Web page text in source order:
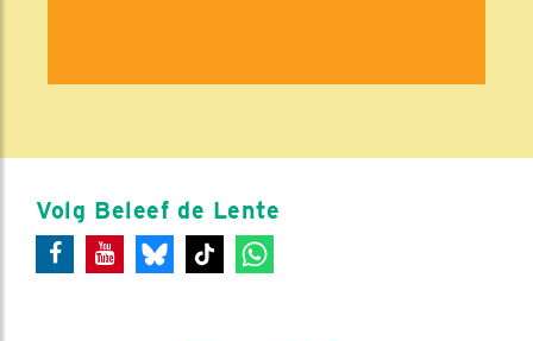
Volg Beleef de Lente